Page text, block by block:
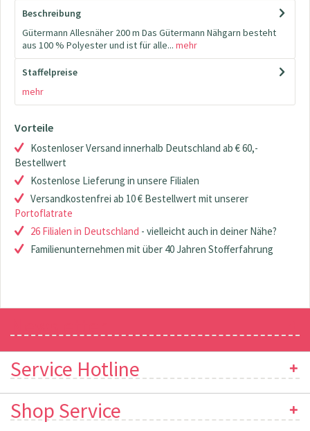
Beschreibung
Gütermann Allesnäher 200 m Das Gütermann Nähgarn besteht
aus 100 % Polyester und ist für alle... mehr
Staffelpreise
mehr
Vorteile
Kostenloser Versand innerhalb Deutschland ab € 60,-
Bestellwert
Kostenlose Lieferung in unsere Filialen
Versandkostenfrei ab 10 € Bestellwert mit unserer
Portoflatrate
26 Filialen in Deutschland - vielleicht auch in deiner Nähe?
Familienunternehmen mit über 40 Jahren Stofferfahrung
Service Hotline
Shop Service